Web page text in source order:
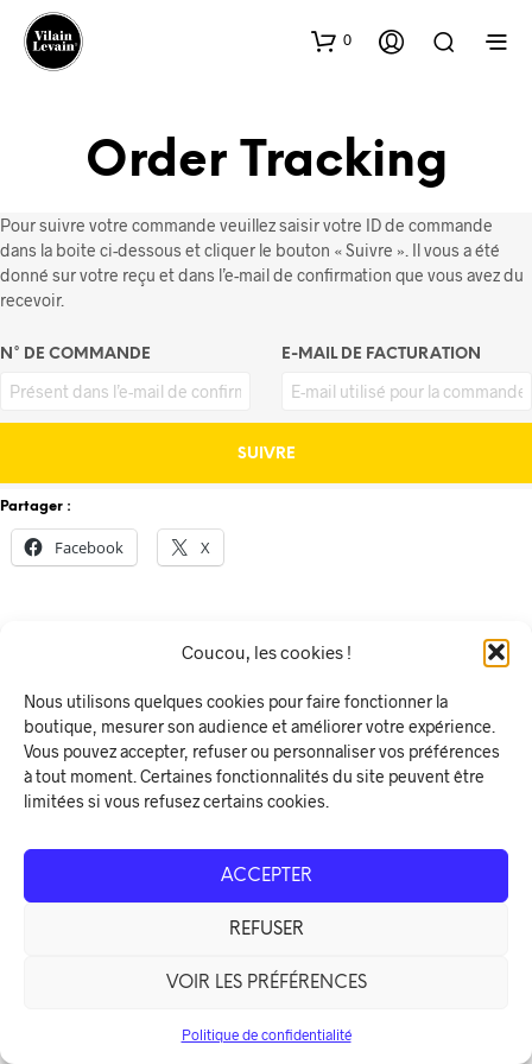
Coucou, les cookies !
Nous utilisons quelques cookies pour faire fonctionner la
boutique, mesurer son audience et améliorer votre expérience.
Vous pouvez accepter, refuser ou personnaliser vos préférences
à tout moment. Certaines fonctionnalités du site peuvent être
limitées si vous refusez certains cookies.
ACCEPTER
REFUSER
VOIR LES PRÉFÉRENCES
Politique de confidentialité
0
Order Tracking
Pour suivre votre commande veuillez saisir votre ID de commande
dans la boite ci-dessous et cliquer le bouton « Suivre ». Il vous a été
donné sur votre reçu et dans l’e-mail de confirmation que vous avez du
recevoir.
N° DE COMMANDE E-MAIL DE FACTURATION
SUIVRE
Partager :
Facebook X